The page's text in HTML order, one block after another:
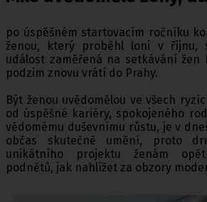
po úspěšném startovacím ročníku
ženou, který proběhl loni v říjnu,
událost zaměřená na setkávání žen
podzim znovu vrátí do Prahy.
Být ženou uvědomělou ve všech
od úspěšné kariéry, spokojeného
vědomému duševnímu růstu, je v
občas skutečně umění, proto
unikátního projektu ženám
podnětů, jak nahlížet za obzory